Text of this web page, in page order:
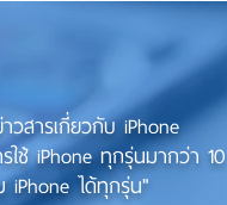
สารเกี่ยวกับ iPhone
ช้ iPhone ทุกรุ่นมากว่า 10
ได้ทุกรุ่น"